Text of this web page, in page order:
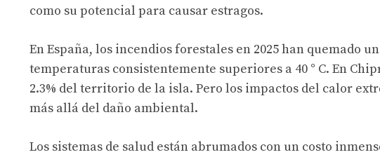
como su potencial para causar estragos.
En España, los incendios forestales en 2025 han quemado
temperaturas consistentemente superiores a 40 ° C. En
2.3% del territorio de la isla. Pero los impactos del calor
más allá del daño ambiental.
Los sistemas de salud están abrumados con un costo